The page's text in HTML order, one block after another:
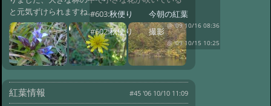
と元気ずけられますね。
紅葉情報 #45 '06 10/10 11:09
#603:秋便り 今朝の紅葉
@ '09 10/16 08:36
#602:秋便り 撮影
@ '09 10/15 10:25